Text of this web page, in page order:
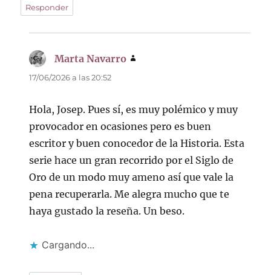
Responder
Marta Navarro
17/06/2026 a las 20:52
Hola, Josep. Pues sí, es muy polémico y muy
provocador en ocasiones pero es buen
escritor y buen conocedor de la Historia. Esta
serie hace un gran recorrido por el Siglo de
Oro de un modo muy ameno así que vale la
pena recuperarla. Me alegra mucho que te
haya gustado la reseña. Un beso.
Cargando...